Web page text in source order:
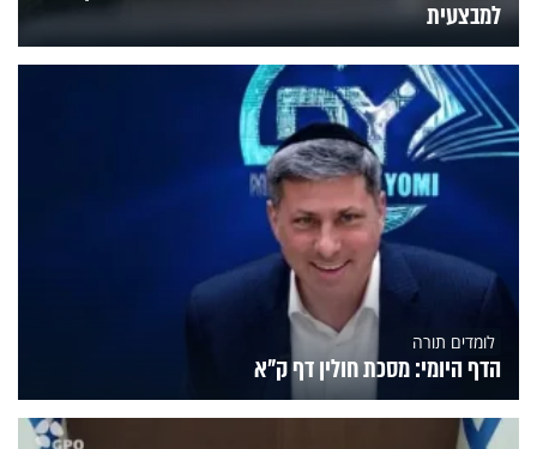
למבצעית
לומדים תורה
הדף היומי: מסכת חולין דף ק"א